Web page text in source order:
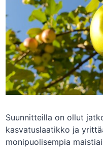
Suunnitteilla on ollut
kasvatuslaatikko ja
monipuolisempia